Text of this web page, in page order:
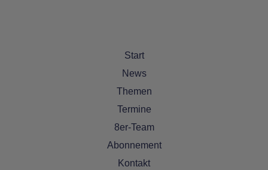
Start
News
Themen
Termine
8er-Team
Abonnement
Kontakt